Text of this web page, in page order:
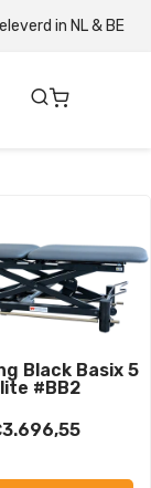
in NL & BE
Black Basix 5
#BB2
3.696,55